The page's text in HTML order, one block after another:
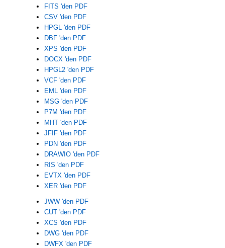
FITS 'den PDF
CSV 'den PDF
HPGL 'den PDF
DBF 'den PDF
XPS 'den PDF
DOCX 'den PDF
HPGL2 'den PDF
VCF 'den PDF
EML 'den PDF
MSG 'den PDF
P7M 'den PDF
MHT 'den PDF
JFIF 'den PDF
PDN 'den PDF
DRAWIO 'den PDF
RIS 'den PDF
EVTX 'den PDF
XER 'den PDF
JWW 'den PDF
CUT 'den PDF
XCS 'den PDF
DWG 'den PDF
DWFX 'den PDF